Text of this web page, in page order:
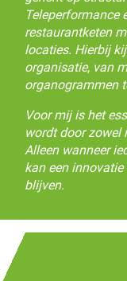
Teleperformance
restaurantketen
locaties. Hierbij
organisatie, van
organogrammen
Voor mij is het
wordt door zowel
Alleen wanneer
kan een
blijven.